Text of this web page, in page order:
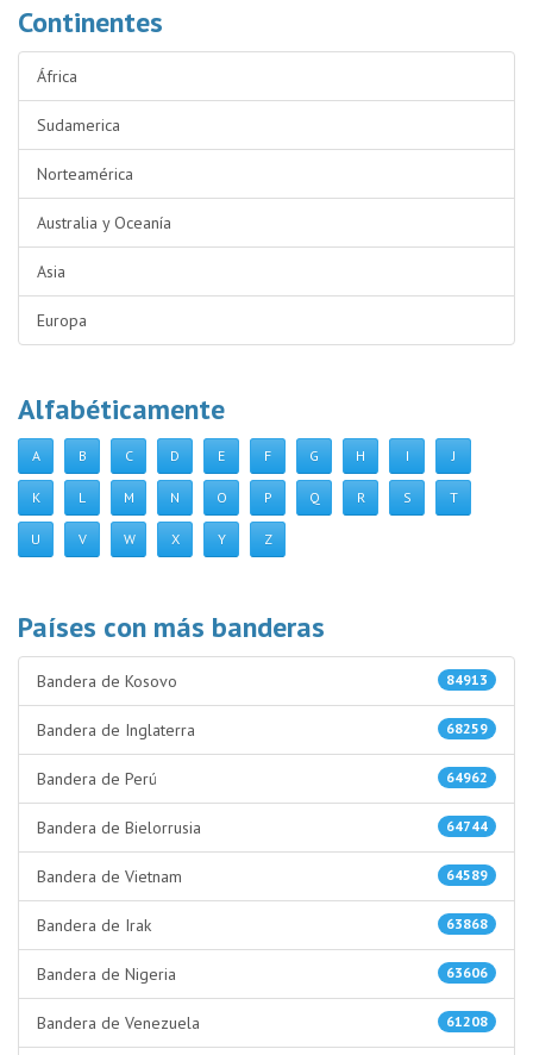
Continentes
África
Sudamerica
Norteamérica
Australia y Oceanía
Asia
Europa
Alfabéticamente
A B C D E F G H I J
K L M N O P Q R S T
U V W X Y Z
Países con más banderas
84913
Bandera de Kosovo
68259
Bandera de Inglaterra
64962
Bandera de Perú
64744
Bandera de Bielorrusia
64589
Bandera de Vietnam
63868
Bandera de Irak
63606
Bandera de Nigeria
61208
Bandera de Venezuela